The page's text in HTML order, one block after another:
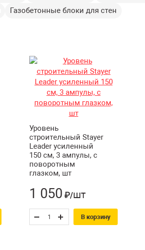
Газобетонные блоки для стен
Уровень
строительный Stayer
Leader усиленный
150 см, 3 ампулы, с
поворотным
глазком, шт
1 050 ₽/шт
В корзину